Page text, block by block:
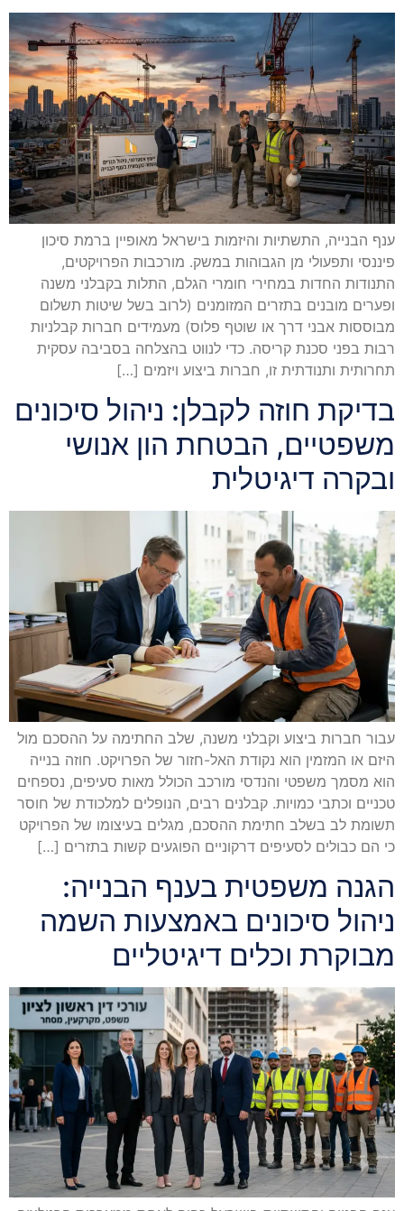
ענף הבנייה, התשתיות והיזמות בישראל מאופיין ברמת סיכון
פיננסי ותפעולי מן הגבוהות במשק. מורכבות הפרויקטים,
התנודות החדות במחירי חומרי הגלם, התלות בקבלני משנה
ופערים מובנים בתזרים המזומנים (לרוב בשל שיטות תשלום
מבוססות אבני דרך או שוטף פלוס) מעמידים חברות קבלניות
רבות בפני סכנת קריסה. כדי לנווט בהצלחה בסביבה עסקית
תחרותית ותנודתית זו, חברות ביצוע ויזמים […]
בדיקת חוזה לקבלן: ניהול סיכונים
משפטיים, הבטחת הון אנושי
ובקרה דיגיטלית
עבור חברות ביצוע וקבלני משנה, שלב החתימה על ההסכם מול
היזם או המזמין הוא נקודת האל-חזור של הפרויקט. חוזה בנייה
הוא מסמך משפטי והנדסי מורכב הכולל מאות סעיפים, נספחים
טכניים וכתבי כמויות. קבלנים רבים, הנופלים למלכודת של חוסר
תשומת לב בשלב חתימת ההסכם, מגלים בעיצומו של הפרויקט
כי הם כבולים לסעיפים דרקוניים הפוגעים קשות בתזרים […]
הגנה משפטית בענף הבנייה:
ניהול סיכונים באמצעות השמה
מבוקרת וכלים דיגיטליים